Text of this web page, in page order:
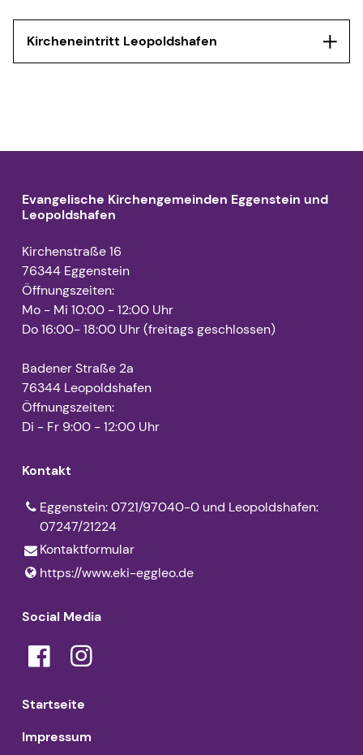
Melden Sie sich gerne bei uns im Pfarramt!
Pfarramtssekretärin
E-Mail
carolin.​hertel@​kbz.​ekiba.​de
072197040-0
Kircheneintritt Leopoldshafen
Antje Heger
antje.​heger@​kbz.​ekiba.​de
Geschäftlich
0724721224
Evangelische Kirchengemeinden Eggenstein und
Leopoldshafen
Kirchenstraße 16
76344 Eggenstein
Öffnungszeiten:
Mo - Mi 10:00 - 12:00 Uhr
Do 16:00- 18:00 Uhr (freitags geschlossen)
Badener Straße 2a
76344 Leopoldshafen
Öffnungszeiten:
Di - Fr 9:00 - 12:00 Uhr
Kontakt
Eggenstein: 0721/97040-0 und Leopoldshafen:
07247/21224
Kontaktformular
https://www.​eki-eggleo.​de
Social Media
Startseite
Impressum